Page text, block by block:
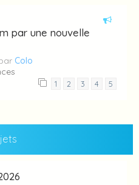
par une nouvelle
Colo
1 2 3 4 5